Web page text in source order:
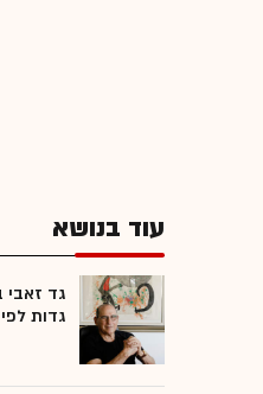
עוד בנושא
גד
גדות לפי שווי